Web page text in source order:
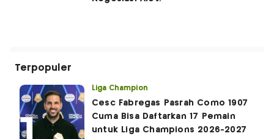
Terpopuler
Liga Champion
Cesc Fabregas Pasrah Como 1907
Cuma Bisa Daftarkan 17 Pemain
untuk Liga Champions 2026-2027